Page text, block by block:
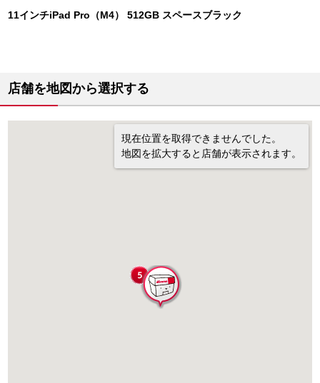
11インチiPad Pro（M4） 512GB スペースブラック
店舗を地図から選択する
現在位置を取得できませんでした。
地図を拡大すると店舗が表示されます。